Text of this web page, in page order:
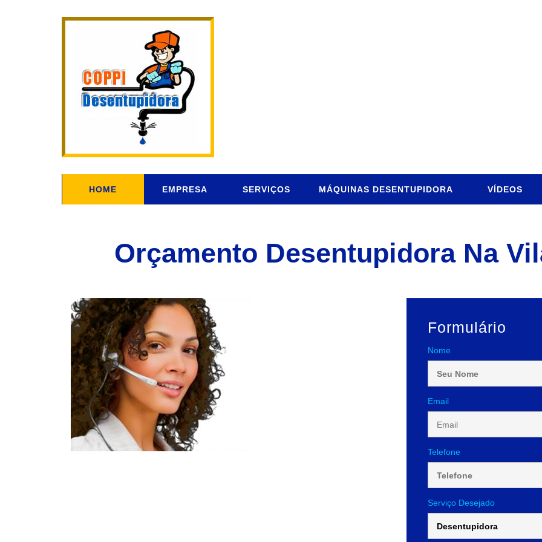
HOME EMPRESA SERVIÇOS MÁQUINAS DESENTUPIDORA VÍDEOS
Orçamento Desentupidora Na
Formulário
Nome
Email
Telefone
Serviço Desejado